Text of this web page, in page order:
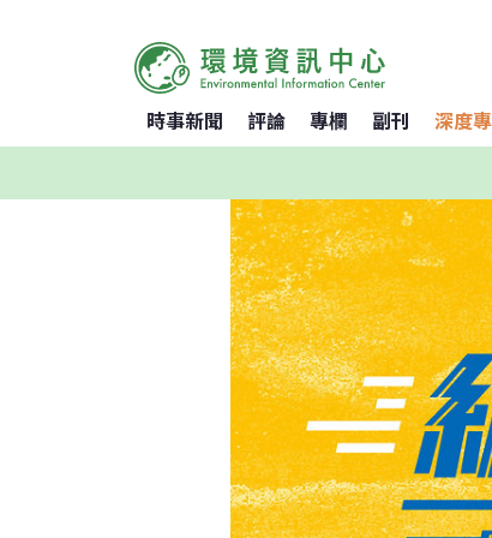
時事新聞 評論 專欄 副刊 深度